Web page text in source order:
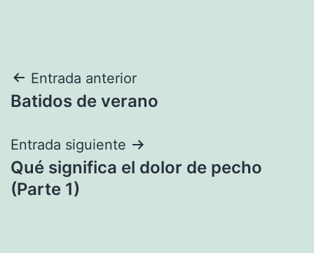
Navegación
de
entradas
Entrada anterior
Batidos de verano
Entrada siguiente
Qué significa el dolor de pecho
(Parte 1)